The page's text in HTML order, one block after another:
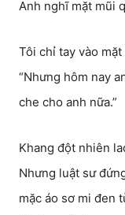
Anh nghĩ mặt mũi
Tôi chỉ tay vào mặt
“Nhưng hôm nay
che cho anh nữa.”
Khang đột nhiên
Nhưng luật sư
mặc áo sơ mi đen